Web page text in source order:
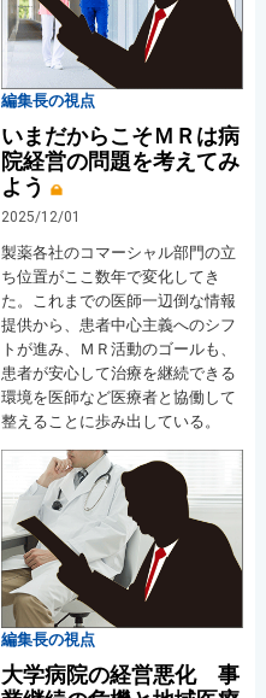
編集長の視点
いまだからこそＭＲは病
院経営の問題を考えてみ
よう
2025/12/01
製薬各社のコマーシャル部門の立
ち位置がここ数年で変化してき
た。これまでの医師一辺倒な情報
提供から、患者中心主義へのシフ
トが進み、ＭＲ活動のゴールも、
患者が安心して治療を継続できる
環境を医師など医療者と協働して
整えることに歩み出している。
編集長の視点
大学病院の経営悪化 事